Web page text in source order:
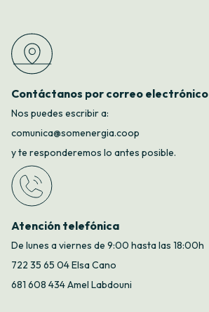
Contáctanos por correo electrónico
Nos puedes escribir a:
comunica@somenergia.coop
y te responderemos lo antes posible.
Atención telefónica
De lunes a viernes de 9:00 hasta las 18:00h
722 35 65 04 Elsa Cano
681 608 434 Amel Labdouni